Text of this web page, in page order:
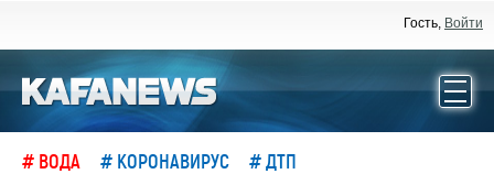
Гость, Войти
# ВОДА # КОРОНАВИРУС # ДТП